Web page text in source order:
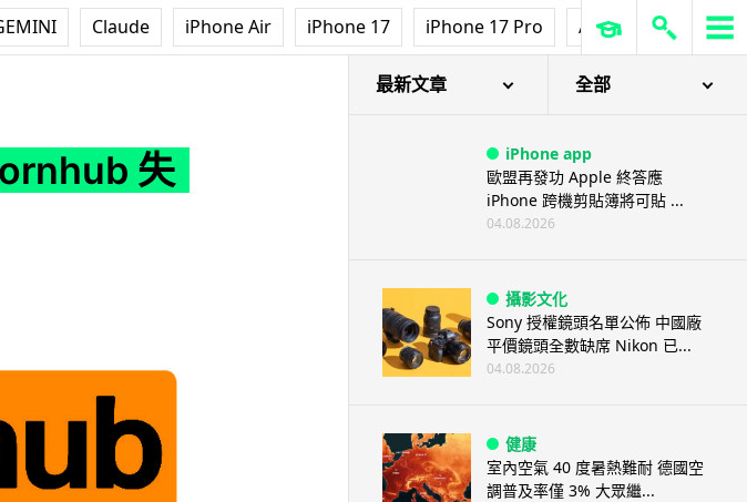
Claude iPhone Air iPhone 17 iPhone 17 Pro AirPods Pro 3
失
最新文章 全部
iPhone app
歐盟再發功 Apple 終答應
iPhone 跨機剪貼簿將可貼 ...
04.08.2026
攝影文化
Sony 授權鏡頭名單公佈 中國廠
平價鏡頭全數缺席 Nikon 已...
04.08.2026
健康
室內空氣 40 度暑熱難耐 德國空
調普及率僅 3% 大眾繼...